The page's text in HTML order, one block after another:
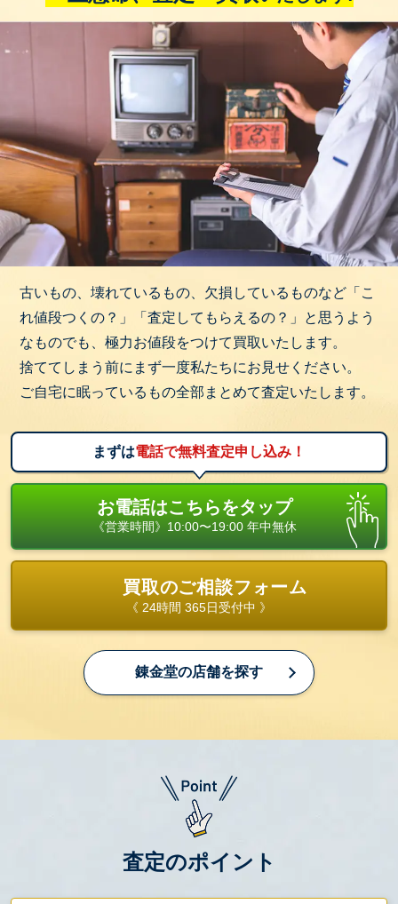
古いもの、壊れているもの、欠損しているものなど「こ
れ値段つくの？」「査定してもらえるの？」と思うよう
なものでも、極力お値段をつけて買取いたします。
捨ててしまう前にまず一度私たちにお見せください。
ご自宅に眠っているもの全部まとめて査定いたします。
まずは電話で無料査定申し込み！
お電話はこちらをタップ
《営業時間》10:00〜19:00 年中無休
買取のご相談フォーム
《 24時間 365日受付中 》
錬金堂の店舗を探す
査定のポイント